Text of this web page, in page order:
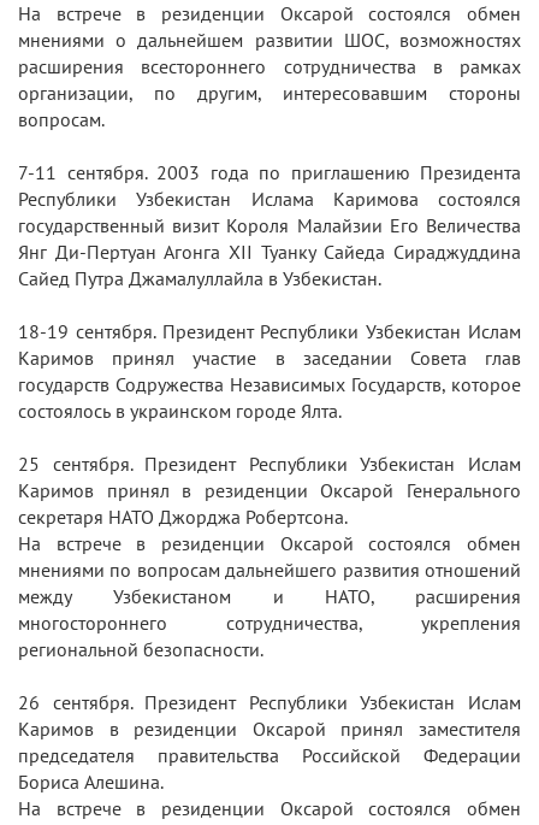
На встрече в резиденции Оксарой состоялся обмен
мнениями о дальнейшем развитии ШОС, возможностях
расширения всестороннего сотрудничества в рамках
организации, по другим, интересовавшим стороны
вопросам.
7-11 сентября. 2003 года по приглашению Президента
Республики Узбекистан Ислама Каримова состоялся
государственный визит Короля Малайзии Его Величества
Янг Ди-Пертуан Агонга ХII Туанку Сайеда Сираджуддина
Сайед Путра Джамалуллайла в Узбекистан.
18-19 сентября. Президент Республики Узбекистан Ислам
Каримов принял участие в заседании Совета глав
государств Содружества Независимых Государств, которое
состоялось в украинском городе Ялта.
25 сентября. Президент Республики Узбекистан Ислам
Каримов принял в резиденции Оксарой Генерального
секретаря НАТО Джорджа Робертсона.
На встрече в резиденции Оксарой состоялся обмен
мнениями по вопросам дальнейшего развития отношений
между Узбекистаном и НАТО, расширения
многостороннего сотрудничества, укрепления
региональной безопасности.
26 сентября. Президент Республики Узбекистан Ислам
Каримов в резиденции Оксарой принял заместителя
председателя правительства Российской Федерации
Бориса Алешина.
На встрече в резиденции Оксарой состоялся обмен